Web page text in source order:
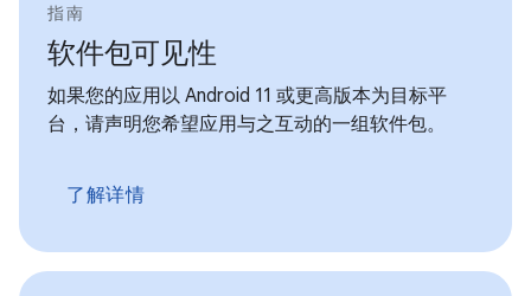
指南
软件包可见性
如果您的应用以 Android 11 或更高版本为目标平
台，请声明您希望应用与之互动的一组软件包。
了解详情